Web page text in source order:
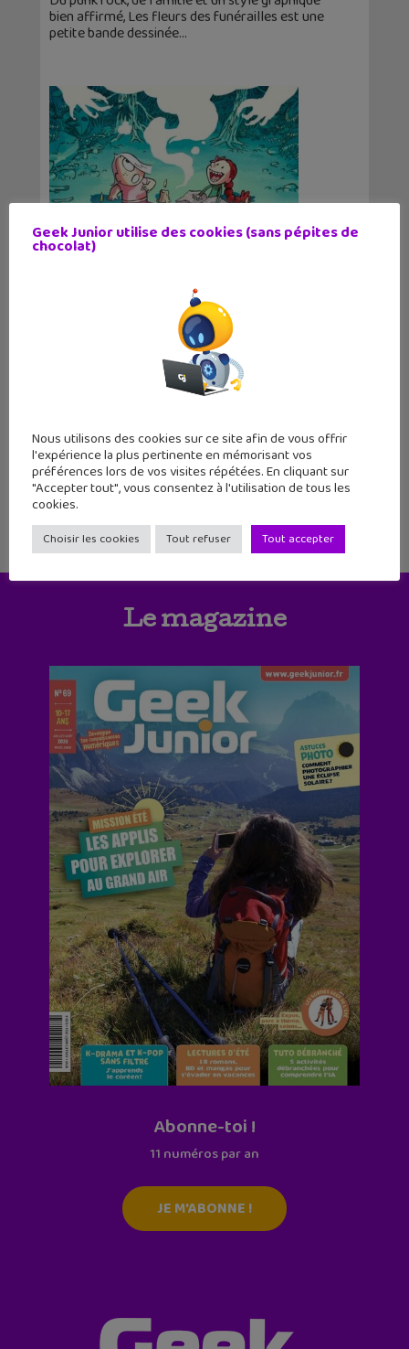
bien affirmé, Les fleurs des funérailles est une
petite bande dessinée
Des vacances archidémoniaques ! (tome
Un univers drôle et plein de surprises mêlant
magie, monstres et terribles démons
1 2
Le magazine
Abonne-toi !
11 numéros par an
JE M'ABONNE !
Geek Junior utilise des cookies (sans pépites de
chocolat)
Nous utilisons des cookies sur ce site afin de vous offrir
l'expérience la plus pertinente en mémorisant vos
préférences lors de vos visites répétées. En cliquant sur
"Accepter tout", vous consentez à l'utilisation de tous les
cookies.
Choisir les cookies Tout refuser Tout accepter